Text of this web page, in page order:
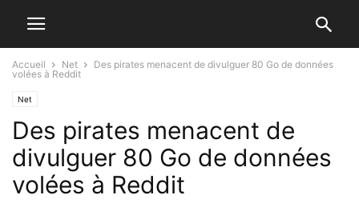
Accueil Net
Des pirates menacent de divulguer 80 Go de données
volées à Reddit
Net
Des pirates menacent de
divulguer 80 Go de données
volées à Reddit